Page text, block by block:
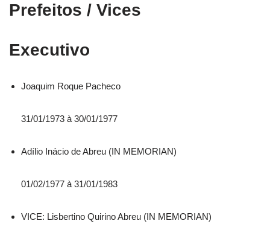
Prefeitos / Vices
Executivo
Joaquim Roque Pacheco
31/01/1973 à 30/01/1977
Adílio Inácio de Abreu (IN MEMORIAN)
01/02/1977 à 31/01/1983
VICE: Lisbertino Quirino Abreu (IN MEMORIAN)